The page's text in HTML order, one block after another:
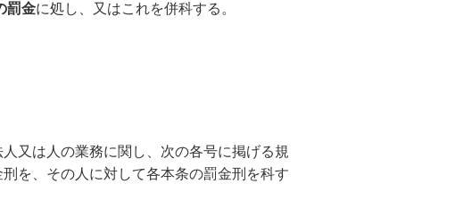
罰金に処し、又はこれを併科する。
又は人の業務に関し、次の各号に掲げる規
を、その人に対して各本条の罰金刑を科す